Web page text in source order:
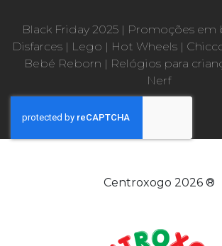
Black Friday 2025 | Promoções em
Disfarces| Lego | Hot Wheels|
Bebé Reborn | Relógios para
Nerf
Centroxogo 2026 ®